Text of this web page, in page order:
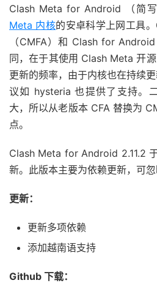
Clash Meta for Android （简
Meta 内核的安卓科学上网工具
（CMFA）和 Clash for
同，在于其使用 Clash Meta 开
更新的频率，由于内核也在持续
议如 hysteria 也提供了支持。
大，所以从老版本 CFA 替换为
点。
Clash Meta for Android 2.11.2
新。此版本主要为依赖更新，可忽
更新：
更新多项依赖
添加越南语支持
Github 下载：